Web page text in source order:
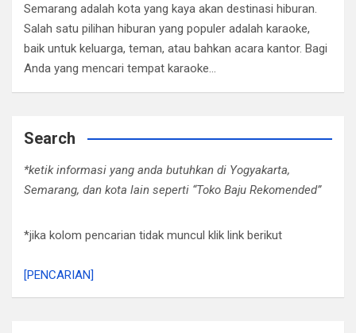
Semarang adalah kota yang kaya akan destinasi hiburan.
Salah satu pilihan hiburan yang populer adalah karaoke,
baik untuk keluarga, teman, atau bahkan acara kantor. Bagi
Anda yang mencari tempat karaoke…
Search
*ketik informasi yang anda butuhkan di Yogyakarta,
Semarang, dan kota lain seperti “Toko Baju Rekomended”
*jika kolom pencarian tidak muncul klik link berikut
[PENCARIAN]